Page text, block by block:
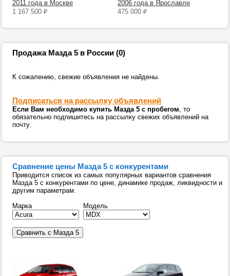
2011 года в Москве
1 167 500 ₽
2006 года в Ярославле
475 000 ₽
Продажа Мазда 5 в России (0)
К сожалению, свежие объявления не найдены.
Подписаться на рассылку объявлений
Если Вам необходимо купить Мазда 5 с пробегом, то
обязательно подпишитесь на рассылку свежих объявлений на
почту.
Сравнение цены Мазда 5 с конкурентами
Приводится список из самых популярных вариантов сравнения
Мазда 5 с конкурентами по цене, динамике продаж, ликвидности и
другим параметрам.
Марка
Модель